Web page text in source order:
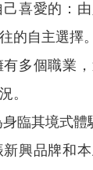
喜愛的：
的自主選擇。
多個職業
。
臨其境式體
新興品牌和